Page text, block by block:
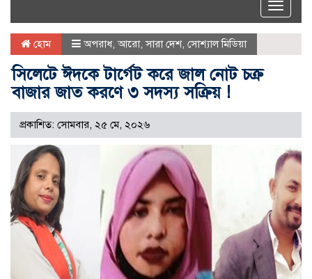
Toggle
হোম অপরাধ, আরো,সারা দেশ, সোশ্যাল মিডিয়া
সিলেটে ঈদকে টার্গেট করে জাল নোট চক্র
বাজার জাত করণে ৩ সদস্য সক্রিয় !
প্রকাশিত: সোমবার, ২৫ মে, ২০২৬